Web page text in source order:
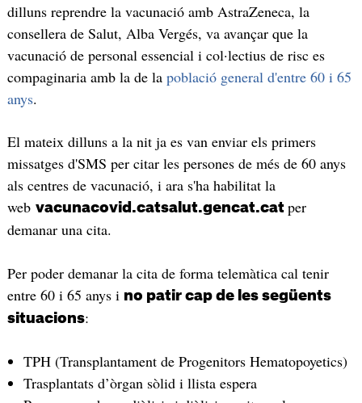
dilluns reprendre la vacunació amb AstraZeneca, la
consellera de Salut, Alba Vergés, va avançar que la
vacunació de personal essencial i col·lectius de risc es
compaginaria amb la de la població general d'entre 60 i 65
anys.
El mateix dilluns a la nit ja es van enviar els primers
missatges d'SMS per citar les persones de més de 60 anys
als centres de vacunació, i ara s'ha habilitat la
web vacunacovid.catsalut.gencat.cat per
demanar una cita.
Per poder demanar la cita de forma telemàtica cal tenir
entre 60 i 65 anys i no patir cap de les següents
situacions:
TPH (Transplantament de Progenitors Hematopoyetics)
Trasplantats d’òrgan sòlid i llista espera